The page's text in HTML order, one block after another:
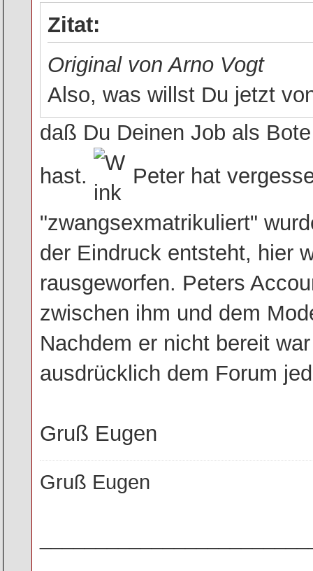
Zitat:
Original von Arno Vogt
Also, was willst Du jetzt
daß Du Deinen Job als
hast.
Peter hat
"zwangsexmatrikuliert"
der Eindruck entsteht, hier
rausgeworfen. Peters
zwischen ihm und dem
Nachdem er nicht bereit
ausdrücklich dem Forum
Gruß Eugen
Gruß Eugen